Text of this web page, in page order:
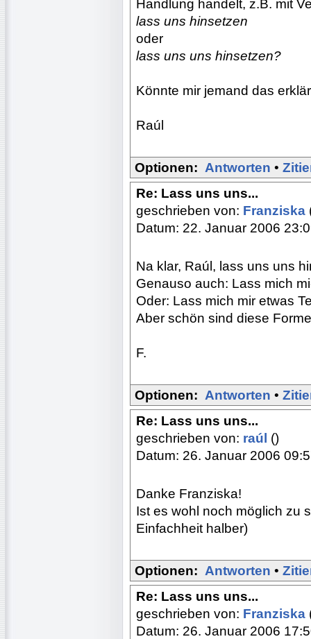
Handlung handelt, z.B. mit
lass uns hinsetzen
oder
lass uns uns hinsetzen?
Könnte mir jemand das
Raúl
Optionen: Antworten •
Re: Lass uns uns...
geschrieben von: Franziska
Datum: 22. Januar 2006
Na klar, Raúl, lass uns uns
Genauso auch: Lass mich
Oder: Lass mich mir etwas
Aber schön sind diese
F.
Optionen: Antworten •
Re: Lass uns uns...
geschrieben von: raúl ()
Datum: 26. Januar 2006
Danke Franziska!
Ist es wohl noch möglich zu
Einfachheit halber)
Optionen: Antworten •
Re: Lass uns uns...
geschrieben von: Franziska
Datum: 26. Januar 2006